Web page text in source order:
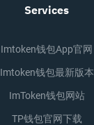
Services
Imtoken钱包app官网
Imtoken钱包最新版本
ImToken钱包网站
TP钱包官网下载